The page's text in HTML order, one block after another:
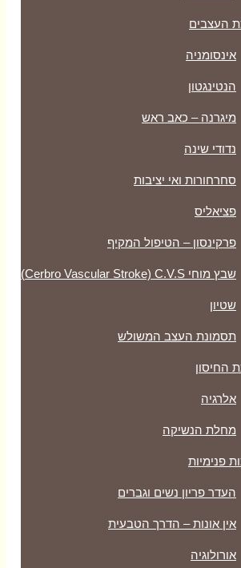
העצבים
אינסומניה
הנטינגטון
מיגרנה – כאב ראש
נדודי שינה
סחרחורות ואי יציבות
פציאליס
פרקינסון – הטיפול המקיף
שבץ מוחי Cerbro Vascular Stroke) C.V.S)
שטיון
תסמונת העצב המשולש
החיסון
אלרגיה
מחלת הנשיקה
פנימיות
העדר פריון נשים וגברים
אין אונות – הדרך הטבעית
אורולוגיה